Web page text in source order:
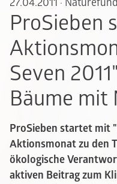
27.04.2011 ·
ProSieben
Seven
Bäume mit
ProSieben startet mit
Aktionsmonat zu den
ökologische
aktiven Beitrag zum